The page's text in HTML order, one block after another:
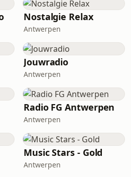
Nostalgie Relax
Antwerpen
Jouwradio
Antwerpen
Radio FG Antwerpen
Antwerpen
Music Stars - Gold
Antwerpen